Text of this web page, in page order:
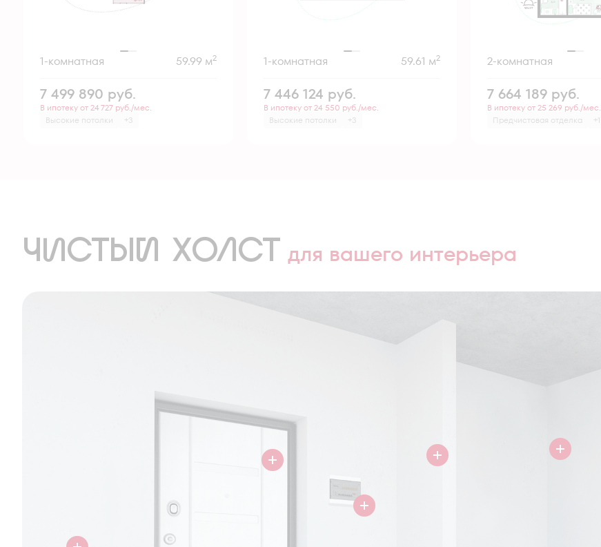
1-комнатная 59.99 м2
7 499 890 руб.
В ипотеку от 24 727 руб./мес.
Высокие потолки
+3
1-комнатная 59.61 м2
7 446 124 руб.
В ипотеку от 24 550 руб./мес.
Высокие потолки
+3
2-комнатная
7 664 189 руб.
В ипотеку от 25 269 руб./мес.
Предчистовая отделка
+1
ЧИСТЫЙ ХОЛСТ для вашего интерьера